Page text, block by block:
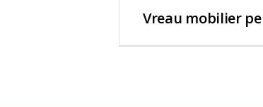
Vreau mobilier